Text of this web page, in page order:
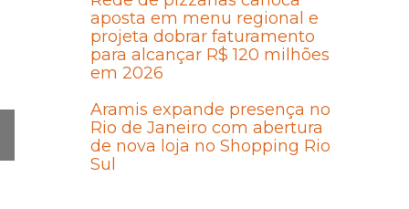
aposta em menu regional e
projeta dobrar faturamento
para alcançar R$ 120 milhões
em 2026
Aramis expande presença no
Rio de Janeiro com abertura
de nova loja no Shopping Rio
Sul